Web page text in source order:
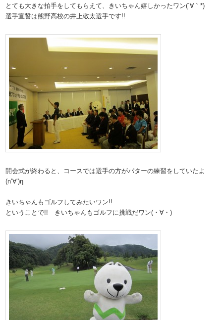
とても大きな拍手をしてもらえて、きいちゃん嬉しかったワン(´∀｀*)
選手宣誓は熊野高校の井上敬太選手です!!
開会式が終わると、コースでは選手の方がパターの練習をしていたよ
(n‘∀‘)η
きいちゃんもゴルフしてみたいワン!!
ということで!! きいちゃんもゴルフに挑戦だワン(・∀・)